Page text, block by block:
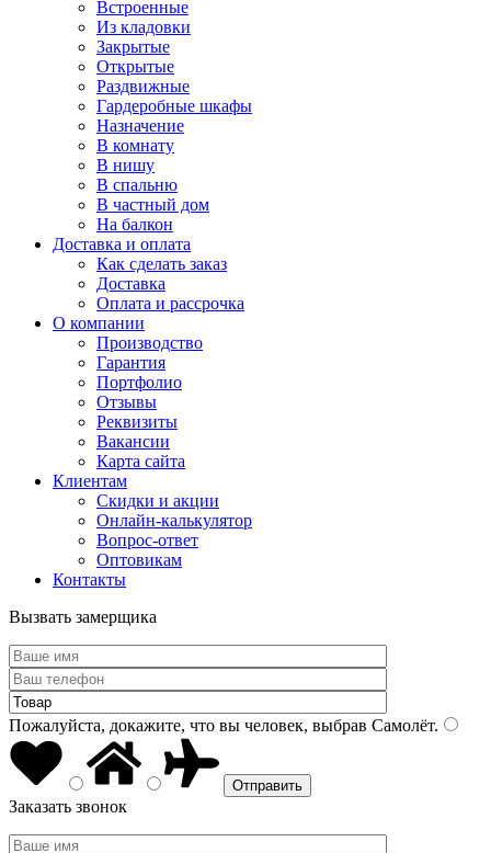
Встроенные
Из кладовки
Закрытые
Открытые
Раздвижные
Гардеробные шкафы
Назначение
В комнату
В нишу
В спальню
В частный дом
На балкон
Доставка и оплата
Как сделать заказ
Доставка
Оплата и рассрочка
О компании
Производство
Гарантия
Портфолио
Отзывы
Реквизиты
Вакансии
Карта сайта
Клиентам
Скидки и акции
Онлайн-калькулятор
Вопрос-ответ
Оптовикам
Контакты
Вызвать замерщика
Пожалуйста, докажите, что вы человек, выбрав Самолёт.
Заказать звонок